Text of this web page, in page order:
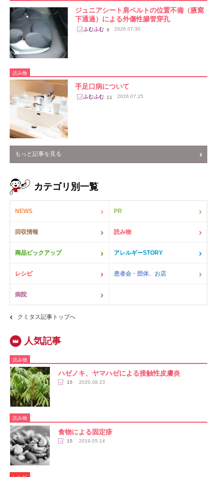
ジュニアシート肩ベルトの位置不備（腋窩
下通過）による外傷性腸管穿孔
9 2026.07.30
読み物
手足口病について
11 2026.07.25
もっと記事を見る
カテゴリ別一覧
NEWS PR
回収情報 読み物
商品ピックアップ アレルギーSTORY
レシピ 患者会・団体、お店
病院
クミタス記事トップへ
読み物
ハゼノキ、ヤマハゼによる接触性皮膚炎
15 2020.08.23
読み物
食物による固定疹
15 2019.05.14